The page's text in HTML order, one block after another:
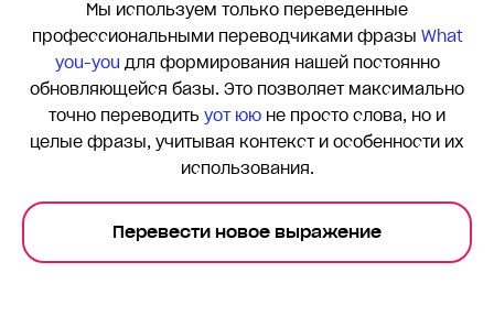
Мы используем только переведенные
профессиональными переводчиками фразы What
you-you для формирования нашей постоянно
обновляющейся базы. Это позволяет максимально
точно переводить yот юю не просто слова, но и
целые фразы, учитывая контекст и особенности их
использования.
Перевести новое выражение